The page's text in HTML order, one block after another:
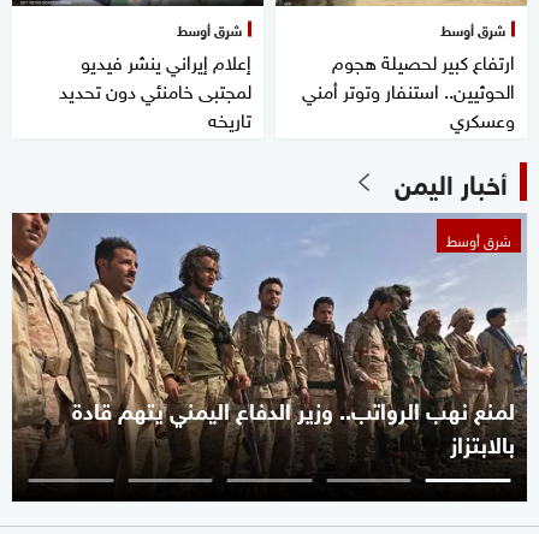
شرق أوسط
ارتفاع كبير لحصيلة هجوم
الحوثيين.. استنفار وتوتر أمني
وعسكري
شرق أوسط
إعلام إيراني ينشر فيديو
لمجتبى خامنئي دون تحديد
تاريخه
أخبار اليمن
شرق أوسط
لمنع نهب الرواتب.. وزير الدفاع اليمني يتهم قادة
بالابتزاز